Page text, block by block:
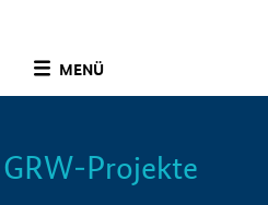
MENÜ
Info
Projekte